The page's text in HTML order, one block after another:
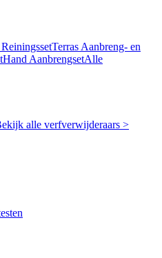
Terras Aanbreng- en
Hand AanbrengsetAlle
alle verfverwijderaars >